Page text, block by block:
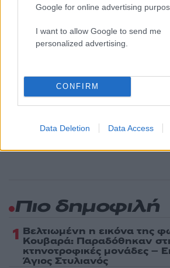
Google for online advertising
I want to allow Google to send me
personalized advertising.
CONFIRM
Data Deletion Data Access
Κόσμος
GRAMMY
THE
ΒΡΑΒΕΙΑ GRAMMY
Share:
Ακολουθήστε το Νewsit.gr στο
τελευταία νέατης ημέρας
Πιο δημοφιλή
1 Βελτιωμένη η εικόνα της
Κουβαρά: Παραδόθηκαν
κτηνοτροφικές μονάδες –
Άγιος Στυλιανός